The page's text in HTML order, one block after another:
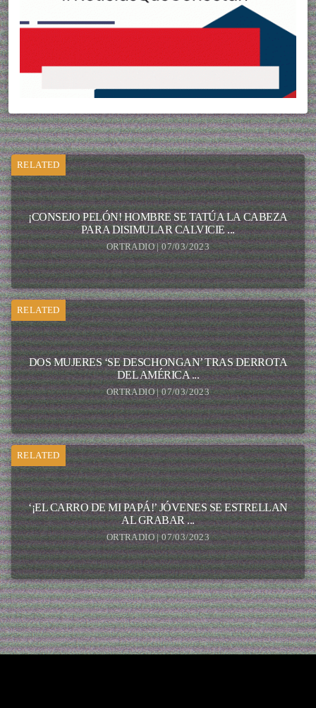
RELATED
¡CONSEJO PELÓN! HOMBRE SE TATÚA LA CABEZA
PARA DISIMULAR CALVICIE ...
ORTRADIO | 07/03/2023
RELATED
DOS MUJERES ‘SE DESCHONGAN’ TRAS DERROTA
DEL AMÉRICA ...
ORTRADIO | 07/03/2023
RELATED
‘¡EL CARRO DE MI PAPÁ!’ JÓVENES SE ESTRELLAN
AL GRABAR ...
ORTRADIO | 07/03/2023